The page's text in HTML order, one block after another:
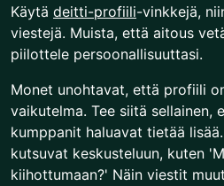
Käytä deitti-profiili-vinkkejä,
viestejä. Muista, että aitous
piilottele persoonallisuuttasi.
Monet unohtavat, että profiili
vaikutelma. Tee siitä sellainen,
kumppanit haluavat tietää
kutsuvat keskusteluun, kuten
kiihottumaan?' Näin viestit